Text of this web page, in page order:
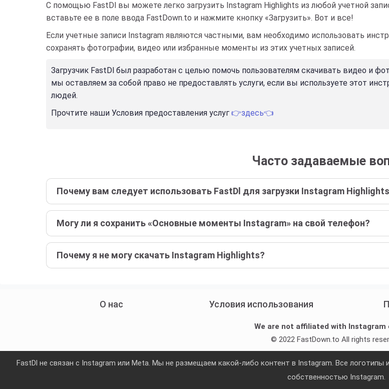
С помощью FastDl вы можете легко загрузить Instagram Highlights из любой учетной
вставьте ее в поле ввода FastDown.to и нажмите кнопку «Загрузить». Вот и все!
Если учетные записи Instagram являются частными, вам необходимо использовать
сохранять фотографии, видео или избранные моменты из этих учетных записей.
Загрузчик FastDl был разработан с целью помочь пользователям скачивать видео и
мы оставляем за собой право не предоставлять услуги, если вы используете этот
людей.
Прочтите наши Условия предоставления услуг 👉здесь👈
Часто задаваемые
Почему вам следует использовать FastDl для загрузки Instagram
Могу ли я сохранить «Основные моменты Instagram» на свой телефон?
Почему я не могу скачать Instagram Highlights?
О нас Условия использования
We are not affiliated with Instagram
© 2022 FastDown.to All rights
FastDl не связан с Instagram или Meta. Мы не размещаем какой-либо контент в Instagram. Все
собственностью Instagram.